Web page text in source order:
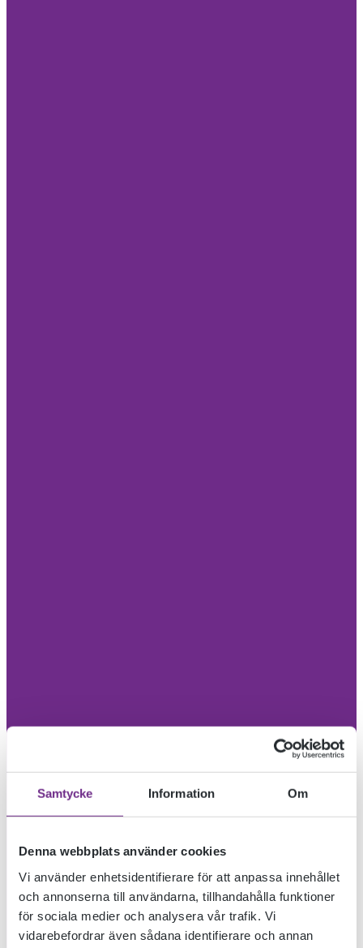
Samtycke Information Om
Denna webbplats använder cookies
Vi använder enhetsidentifierare för att anpassa innehållet
och annonserna till användarna, tillhandahålla funktioner
för sociala medier och analysera vår trafik. Vi
vidarebefordrar även sådana identifierare och annan